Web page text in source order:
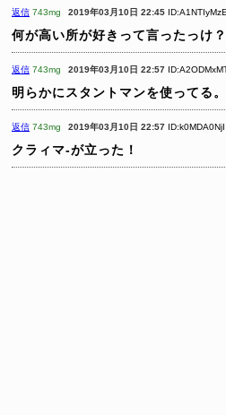
返信 743mg 2019年03月10日 22:45 ID:A1NTIyMzE
何が高い所が好きって言ったっけ？
返信 743mg 2019年03月10日 22:57
明らかにスタントマンを使ってる。
返信 743mg 2019年03月10日 22:57 ID:k0MDA0NjI
クラィマ-が立った！